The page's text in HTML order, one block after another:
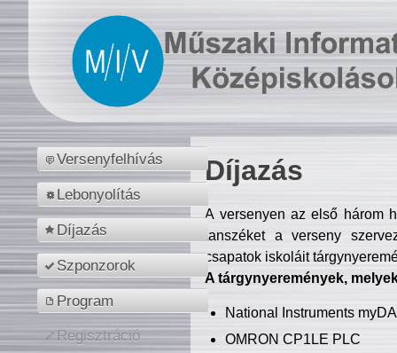
Versenyfelhívás
Lebonyolítás
Díjazás
Szponzorok
Program
Regisztráció
Díjazás
A versenyen az első három
tanszéket a verseny
csapatok iskoláit
A tárgynyeremények,
National Instruments
OMRON CP1LE PLC